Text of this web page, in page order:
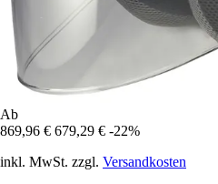
Ab
869,96 € 679,29 € -22%
inkl. MwSt. zzgl. Versandkosten